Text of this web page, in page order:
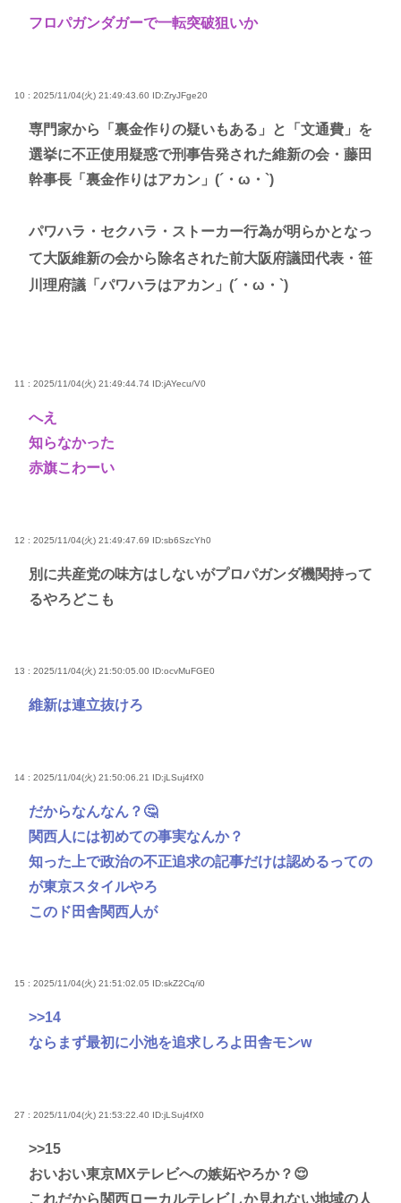
フロパガンダガーで一転突破狙いか
10 : 2025/11/04(火) 21:49:43.60 ID:ZryJFge20
専門家から「裏金作りの疑いもある」と「文通費」を
選挙に不正使用疑惑で刑事告発された維新の会・藤田
幹事長「裏金作りはアカン」(´・ω・`)
パワハラ・セクハラ・ストーカー行為が明らかとなっ
て大阪維新の会から除名された前大阪府議団代表・笹
川理府議「パワハラはアカン」(´・ω・`)
11 : 2025/11/04(火) 21:49:44.74 ID:jAYecu/V0
へえ
知らなかった
赤旗こわーい
12 : 2025/11/04(火) 21:49:47.69 ID:sb6SzcYh0
別に共産党の味方はしないがプロパガンダ機関持って
るやろどこも
13 : 2025/11/04(火) 21:50:05.00 ID:ocvMuFGE0
維新は連立抜けろ
14 : 2025/11/04(火) 21:50:06.21 ID:jLSuj4fX0
だからなんなん？🤔
関西人には初めての事実なんか？
知った上で政治の不正追求の記事だけは認めるっての
が東京スタイルやろ
このド田舎関西人が
15 : 2025/11/04(火) 21:51:02.05 ID:skZ2Cq/i0
>>14
ならまず最初に小池を追求しろよ田舎モンw
27 : 2025/11/04(火) 21:53:22.40 ID:jLSuj4fX0
>>15
おいおい東京MXテレビへの嫉妬やろか？😌
これだから関西ローカルテレビしか見れない地域の人